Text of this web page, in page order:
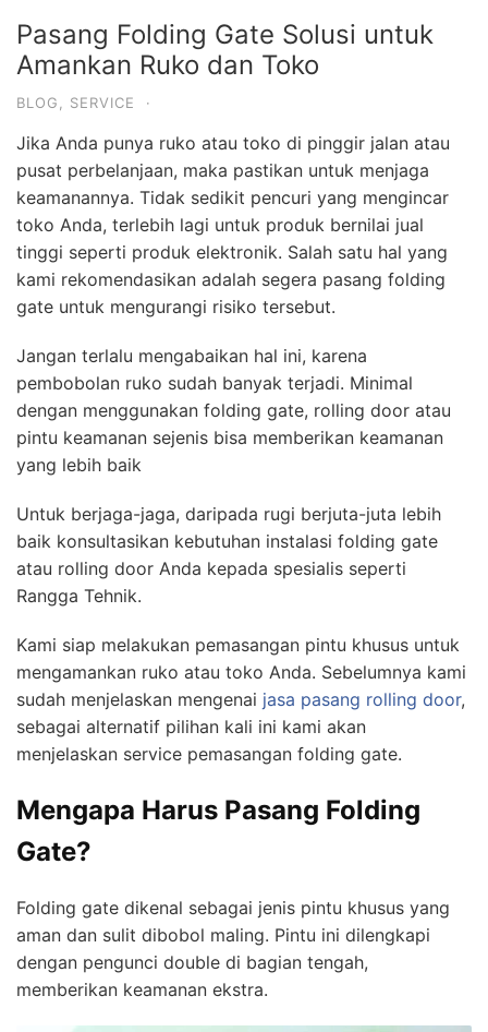
Pasang Folding Gate Solusi untuk
Amankan Ruko dan Toko
BLOG SERVICE ·
Jika Anda punya ruko atau toko di pinggir jalan atau
pusat perbelanjaan, maka pastikan untuk menjaga
keamanannya. Tidak sedikit pencuri yang mengincar
toko Anda, terlebih lagi untuk produk bernilai jual
tinggi seperti produk elektronik. Salah satu hal yang
kami rekomendasikan adalah segera pasang folding
gate untuk mengurangi risiko tersebut.
Jangan terlalu mengabaikan hal ini, karena
pembobolan ruko sudah banyak terjadi. Minimal
dengan menggunakan folding gate, rolling door atau
pintu keamanan sejenis bisa memberikan keamanan
yang lebih baik
Untuk berjaga-jaga, daripada rugi berjuta-juta lebih
baik konsultasikan kebutuhan instalasi folding gate
atau rolling door Anda kepada spesialis seperti
Rangga Tehnik.
Kami siap melakukan pemasangan pintu khusus untuk
mengamankan ruko atau toko Anda. Sebelumnya kami
sudah menjelaskan mengenai jasa pasang rolling door,
sebagai alternatif pilihan kali ini kami akan
menjelaskan service pemasangan folding gate.
Mengapa Harus Pasang Folding
Gate?
Folding gate dikenal sebagai jenis pintu khusus yang
aman dan sulit dibobol maling. Pintu ini dilengkapi
dengan pengunci double di bagian tengah,
memberikan keamanan ekstra.